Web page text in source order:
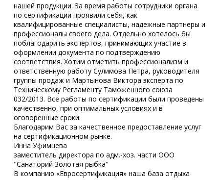
нашей продукции. За время работы сотрудники органа
по сертификации проявили себя, как
квалифицированные специалисты, надежные партнеры и
профессионалы своего дела. Отдельно хотелось бы
поблагодарить экспертов, принимающих участие в
оформлении документа по подтверждению
соответствия. Хотим отметить профессионализм и
ответственную работу Сулимова Петра, руководителя
группы продаж и Мартынова Виктора эксперта по
Техническому Регламенту Таможенного союза
032/2013. Все работы по сертификации были проведены
качественно, при оптимальных условиях и в
оговоренные сроки.
Благодарим Вас за качественное предоставление услуг
на сертификационном рынке.
Инна Уфимцева
заместитель директора по адм.-хоз. части ООО
"Санаторий Золотая рыбка"
В компанию «Евросертификация» наша база отдыха